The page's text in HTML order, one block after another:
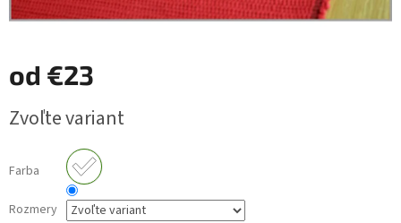
od €23
cena:
Zvoľte variant
Farba
Rozmery